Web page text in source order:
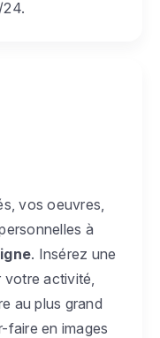
24.
vos oeuvres,
à
. Insérez une
activité,
au plus grand
faire en images